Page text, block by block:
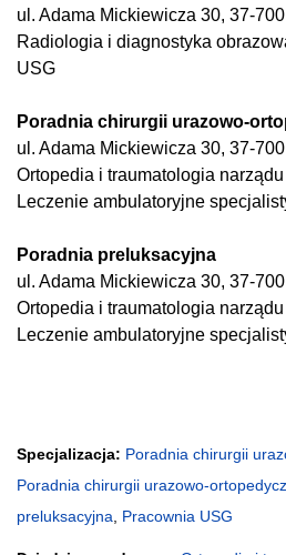
ul. Adama Mickiewicza 30, 37-
Radiologia i diagnostyka
USG
Poradnia chirurgii urazowo-
ul. Adama Mickiewicza 30, 37-
Ortopedia i traumatologia
Leczenie ambulatoryjne
Poradnia preluksacyjna
ul. Adama Mickiewicza 30, 37-
Ortopedia i traumatologia
Leczenie ambulatoryjne
Specjalizacja: Poradnia chirurgii
Poradnia chirurgii urazowo-
preluksacyjna
Pracownia USG